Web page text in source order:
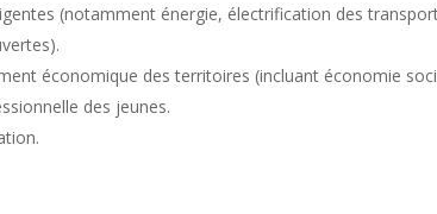
(notamment énergie, électrification des
économique des territoires (incluant économie
des jeunes.